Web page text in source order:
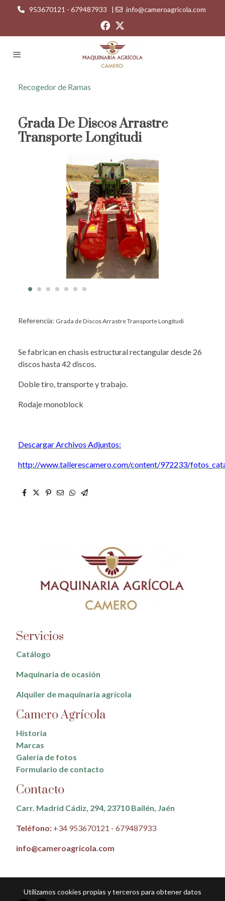
953670121 - 679487933 | info@cameroagricola.com
Recogedor de Ramas
Grada De Discos Arrastre
Transporte Longitudi
Referencia: Grada de Discos Arrastre Transporte Longitudi
Se fabrican en chasis estructural rectangular desde 26
discos hasta 42 discos.
Doble tiro, transporte y trabajo.
Rodaje monoblock
Descargar Archivos Adjuntos:
http://www.tallerescamero.com/content/972233/
Servicios
Catálogo
Maquinaria de ocasión
Alquiler de maquinaria agrícola
Camero Agrícola
Historia
Marcas
Galería de fotos
Formulario de contacto
Contacto
Carr. Madrid Cádiz, 294, 23710 Bailén, Jaén
Teléfono: +34 953670121 - 679487933
info@cameroagricola.com
Utilizamos cookies propias y terceros para obtener datos